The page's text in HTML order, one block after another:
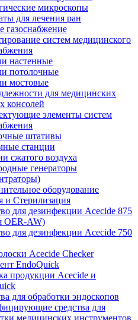
микроскопы
для лечения ран
газоснабжение
систем медицинского
настенные
потолочные
мостовые
для медицинских
консолей
элементы систем
штативы
станции
сжатого воздуха
генераторы
оборудование
и Стерилизация
для дезинфекции Acecide 875
OER-AW)
для дезинфекции Acecide 750
Acecide Checker
EndoQuick
продукции Acecide и
для обработки эндоскопов
средства для
медицинских инструментов